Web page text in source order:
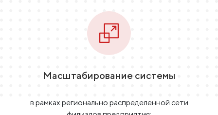
Масштабирование системы
в рамках регионально распределенной сети